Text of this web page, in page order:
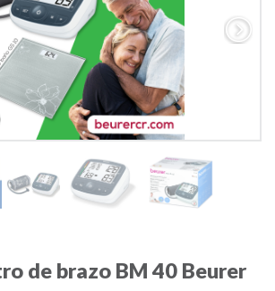
de brazo BM 40 Beurer